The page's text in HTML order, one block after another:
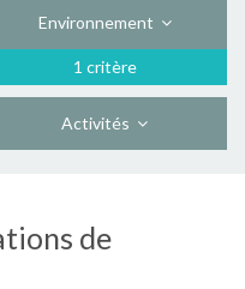
Environnement
1 critère
Activités
de